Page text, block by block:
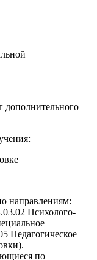
дополнительного
направлениям:
Психолого-
Педагогическое
по